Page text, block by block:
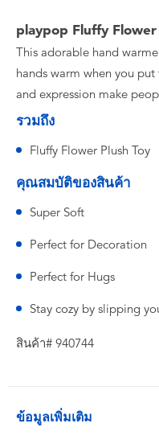
ตัวละครเพี่อการส
แกดเจ็ต
playpop Fluffy Flower
This adorable hand
hands warm when you
and expression make
รวมถึง
Fluffy Flower Plush Toy
คุณสมบัติของสินค้า
Super Soft
Perfect for Decoration
Perfect for Hugs
Stay cozy by slipping
สินค้า# 940744
ข้อมูลเพิ่มเติม